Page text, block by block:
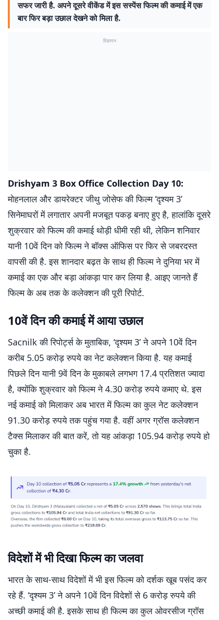
सफर जारी है. अपने दूसरे वीकेंड में इस सस्पेंस फिल्म की कमाई में एक
बार फिर बड़ा उछाल देखने को मिला है.
विज्ञापन
Drishyam 3 Box Office Collection Day 10:
मोहनलाल और डायरेक्टर जीथु जोसेफ की फिल्म ‘दृश्यम 3’
सिनेमाघरों में लगातार अपनी मजबूत पकड़ बनाए हुए है, हालांकि दूसरे
शुक्रवार को फिल्म की कमाई थोड़ी धीमी रही थी, लेकिन शनिवार
यानी 10वें दिन को फिल्म ने बॉक्स ऑफिस पर फिर से जबरदस्त
वापसी की है. इस शानदार बढ़त के साथ ही फिल्म ने दुनिया भर में
कमाई का एक और बड़ा आंकड़ा पार कर लिया है. आइए जानते हैं
फिल्म के अब तक के कलेक्शन की पूरी रिपोर्ट.
10वें दिन की कमाई में आया उछाल
Sacnilk की रिपोर्ट्स के मुताबिक, ‘दृश्यम 3’ ने अपने 10वें दिन
करीब 5.05 करोड़ रुपये का नेट कलेक्शन किया है. यह कमाई
पिछले दिन यानी 9वें दिन के मुकाबले लगभग 17.4 प्रतिशत ज्यादा
है, क्योंकि शुक्रवार को फिल्म ने 4.30 करोड़ रुपये कमाए थे. इस
नई कमाई को मिलाकर अब भारत में फिल्म का कुल नेट कलेक्शन
91.30 करोड़ रुपये तक पहुंच गया है. वहीं अगर ग्रॉस कलेक्शन
टैक्स मिलाकर की बात करें, तो यह आंकड़ा 105.94 करोड़ रुपये हो
चुका है.
विदेशों में भी दिखा फिल्म का जलवा
भारत के साथ-साथ विदेशों में भी इस फिल्म को दर्शक खूब पसंद कर
रहे हैं. ‘दृश्यम 3’ ने अपने 10वें दिन विदेशों से 6 करोड़ रुपये की
अच्छी कमाई की है. इसके साथ ही फिल्म का कुल ओवरसीज ग्रॉस